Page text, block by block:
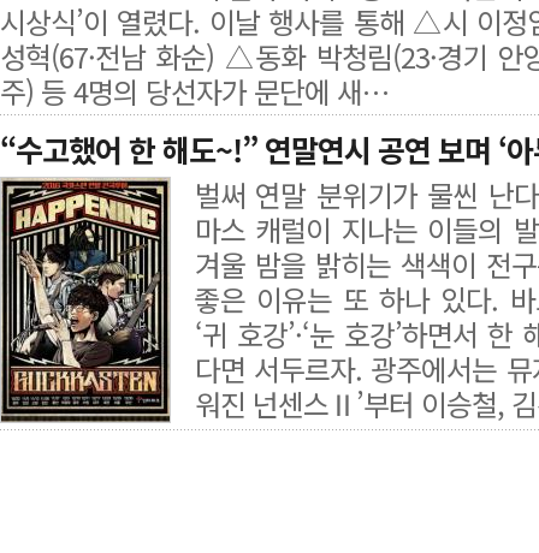
시상식’이 열렸다. 이날 행사를 통해 △시 이
성혁(67·전남 화순) △동화 박청림(23·경기
주) 등 4명의 당선자가 문단에 새…
“수고했어 한 해도~!” 연말연시 공연 보며 ‘
벌써 연말 분위기가 물씬 난
마스 캐럴이 지나는 이들의
겨울 밤을 밝히는 색색이 전
좋은 이유는 또 하나 있다.
‘귀 호강’·‘눈 호강’하면서
다면 서두르자. 광주에서는 뮤
워진 넌센스Ⅱ’부터 이승철,